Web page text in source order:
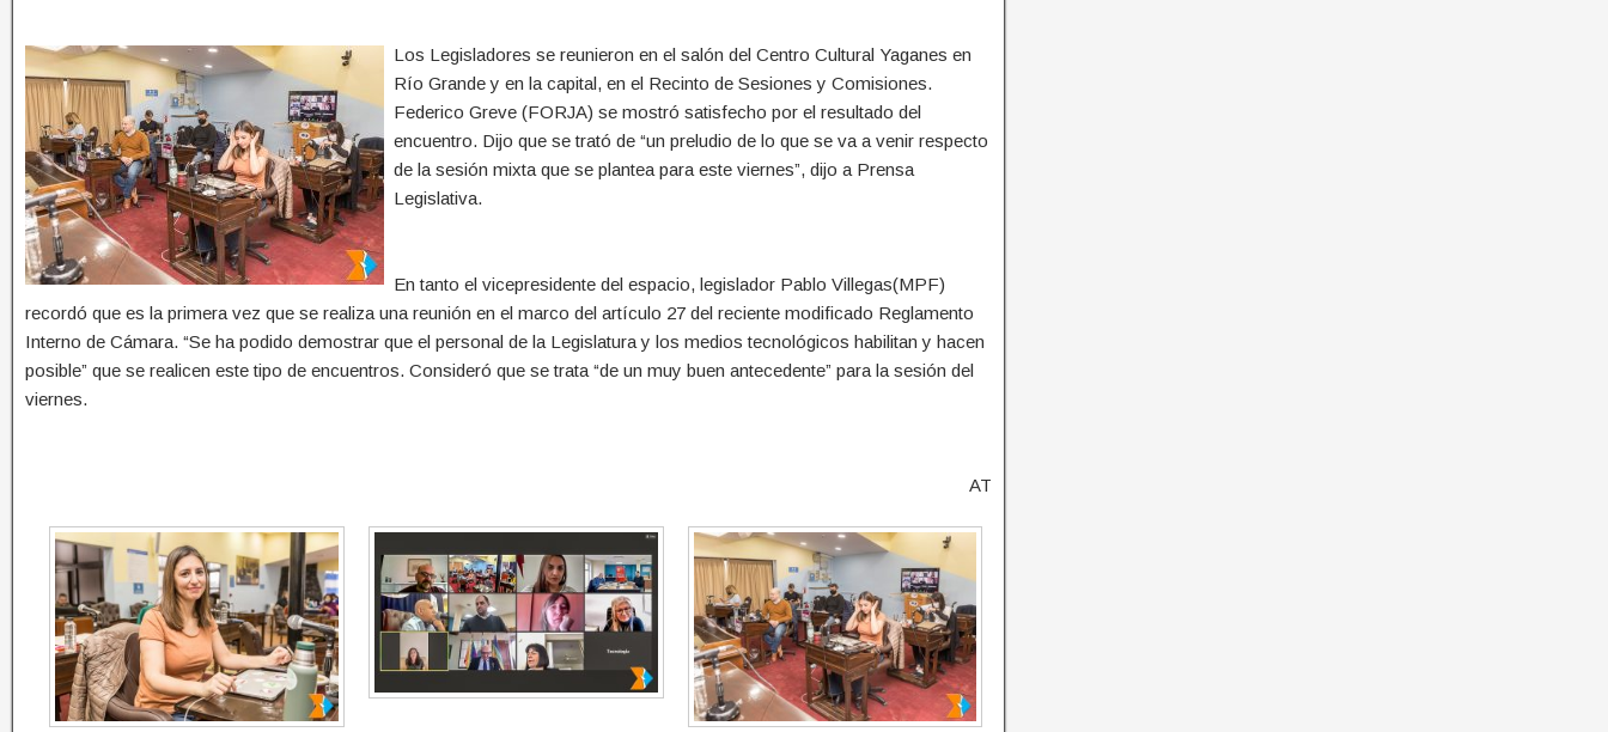
Los Legisladores se reunieron en el salón del Centro Cultural Yaganes en
Río Grande y en la capital, en el Recinto de Sesiones y Comisiones.
Federico Greve (FORJA) se mostró satisfecho por el resultado del
encuentro. Dijo que se trató de “un preludio de lo que se va a venir respecto
de la sesión mixta que se plantea para este viernes”, dijo a Prensa
Legislativa.
En tanto el vicepresidente del espacio, legislador Pablo Villegas(MPF)
recordó que es la primera vez que se realiza una reunión en el marco del artículo 27 del reciente modificado Reglamento
Interno de Cámara. “Se ha podido demostrar que el personal de la Legislatura y los medios tecnológicos habilitan y hacen
posible” que se realicen este tipo de encuentros. Consideró que se trata “de un muy buen antecedente” para la sesión del
viernes.
AT